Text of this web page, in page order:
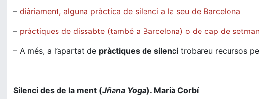
– diàriament, alguna pràctica de silenci a la seu de Barcelona
– pràctiques de dissabte (també a Barcelona) o de cap de
– A més, a l’apartat de pràctiques de silenci trobareu recursos
Silenci des de la ment (Jñana Yoga). Marià Corbí